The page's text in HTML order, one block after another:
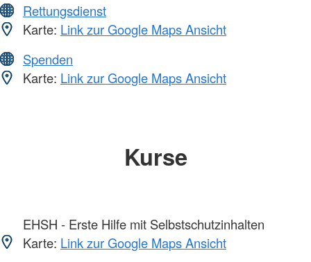
Rettungsdienst
Karte: Link zur Google Maps Ansicht
Spenden
Karte: Link zur Google Maps Ansicht
Kurse
EHSH - Erste Hilfe mit Selbstschutzinhalten
Karte: Link zur Google Maps Ansicht